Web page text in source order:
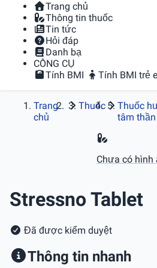
Trang chủ
Thông tin thuốc
Tin tức
Hỏi đáp
Danh bạ
CÔNG CỤ
Tính BMI
Tính BMI trẻ
Trang
chủ
Thuốc
Thuốc
tâm thần
Chưa có hình
Stressno Tablet
Đã được kiểm duyệt
Thông tin nhanh